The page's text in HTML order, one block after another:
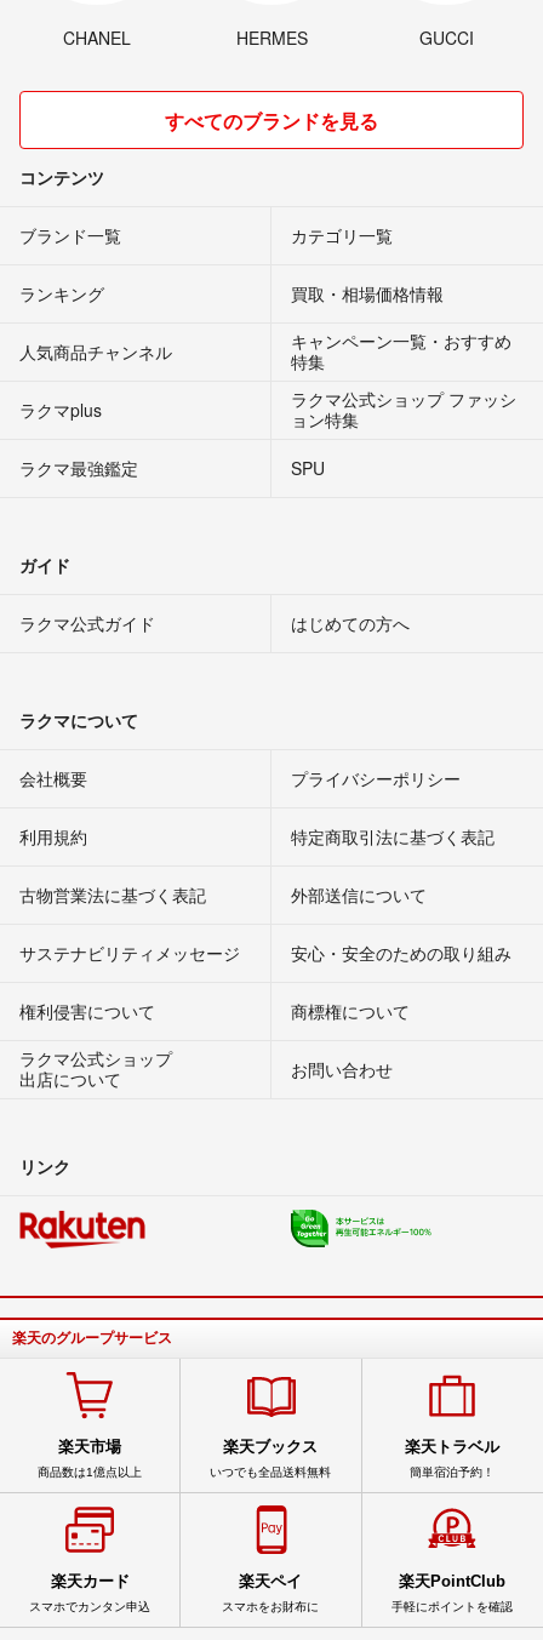
CHANEL HERMES GUCCI
すべてのブランドを見る
コンテンツ
ブランド一覧 カテゴリ一覧
ランキング 買取・相場価格情報
人気商品チャンネル
キャンペーン一覧・おすすめ
特集
ラクマplus
ラクマ公式ショップ ファッシ
ョン特集
ラクマ最強鑑定
SPU
ガイド
ラクマ公式ガイド はじめての方へ
ラクマについて
会社概要 プライバシーポリシー
利用規約 特定商取引法に基づく表記
古物営業法に基づく表記 外部送信について
サステナビリティメッセージ 安心・安全のための取り組み
権利侵害について
商標権について
ラクマ公式ショップ
出店について
お問い合わせ
リンク
楽天のグループサービス
楽天市場
商品数は1億点以上
楽天ブックス
いつでも全品送料無料
楽天トラベル
簡単宿泊予約！
楽天カード
スマホでカンタン申込
楽天ペイ
スマホをお財布に
楽天PointClub
手軽にポイントを確認